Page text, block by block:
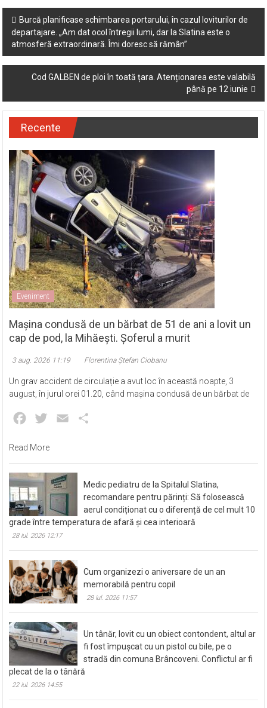
Post
navigation
Burcă planificase schimbarea portarului, în cazul loviturilor de
departajare. „Am dat ocol întregii lumi, dar la Slatina este o
atmosferă extraordinară. Îmi doresc să rămân”
Cod GALBEN de ploi în toată țara. Atenționarea este valabilă
până pe 12 iunie
Recente
Eveniment
Mașina condusă de un bărbat de 51 de ani a lovit un
cap de pod, la Mihăești. Șoferul a murit
3 aug. 2026 11:19 Florentina Ștefan Ciobanu
Un grav accident de circulație a avut loc în această noapte, 3
august, în jurul orei 01.20, când mașina condusă de un bărbat de
Facebook
Twitter Email
Read More
Medic pediatru de la Spitalul Slatina,
recomandare pentru părinți: Să folosească
aerul condiționat cu o diferență de cel mult 10
grade între temperatura de afară și cea interioară
28 iul. 2026 12:17
Cum organizezi o aniversare de un an
memorabilă pentru copil
28 iul. 2026 11:57
Un tânăr, lovit cu un obiect contondent, altul ar
fi fost împușcat cu un pistol cu bile, pe o
stradă din comuna Brâncoveni. Conflictul ar fi
plecat de la o tânără
22 iul. 2026 14:55